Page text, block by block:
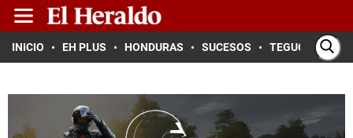
INICIO EH PLUS HONDURAS SUCESOS TEGUCIGALPA